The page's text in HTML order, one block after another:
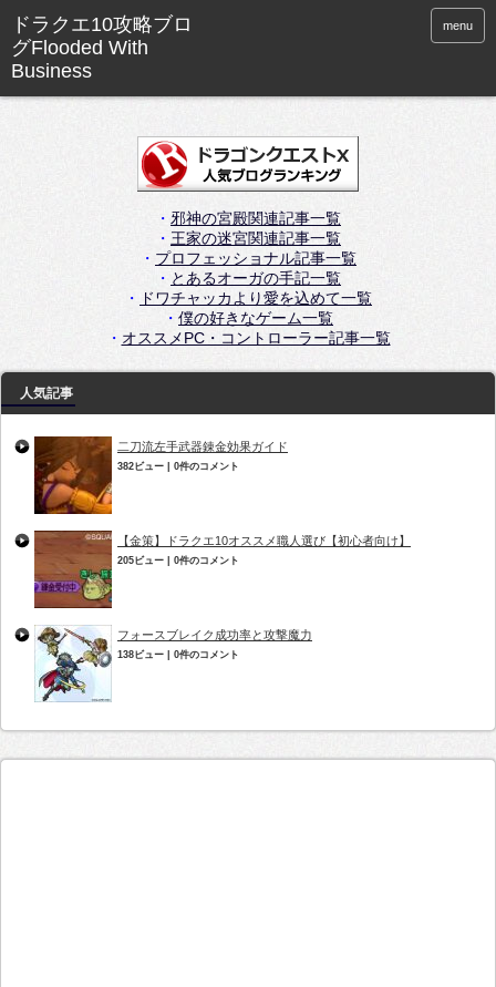
menu
・ 邪神の宮殿関連記事一覧
・ 王家の迷宮関連記事一覧
・ プロフェッショナル記事一覧
・ とあるオーガの手記一覧
・
ドワチャッカより愛を込めて一覧
・ 僕の好きなゲーム一覧
・ オススメPC・コントローラー記事一覧
人気記事
二刀流左手武器錬金効果ガイド
382ビュー 0件のコメント
【金策】ドラクエ10オススメ職人選び【初心者向け】
205ビュー 0件のコメント
フォースブレイク成功率と攻撃魔力
138ビュー 0件のコメント